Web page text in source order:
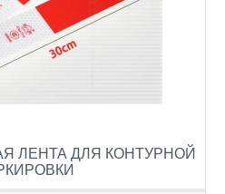
ЛЕНТА ДЛЯ КОНТУРНОЙ